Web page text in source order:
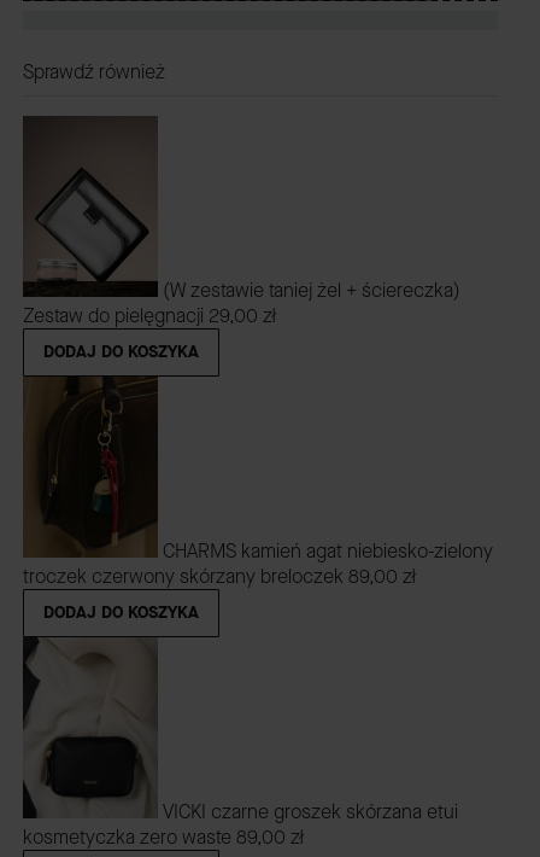
Sprawdź również
(W zestawie taniej żel + ściereczka)
Zestaw do pielęgnacji 29,00 zł
DODAJ DO KOSZYKA
CHARMS kamień agat niebiesko-zielony
troczek czerwony skórzany breloczek 89,00 zł
DODAJ DO KOSZYKA
VICKI czarne groszek skórzana etui
kosmetyczka zero waste 89,00 zł